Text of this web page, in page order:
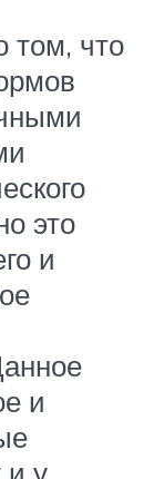
том, что
это
и
и